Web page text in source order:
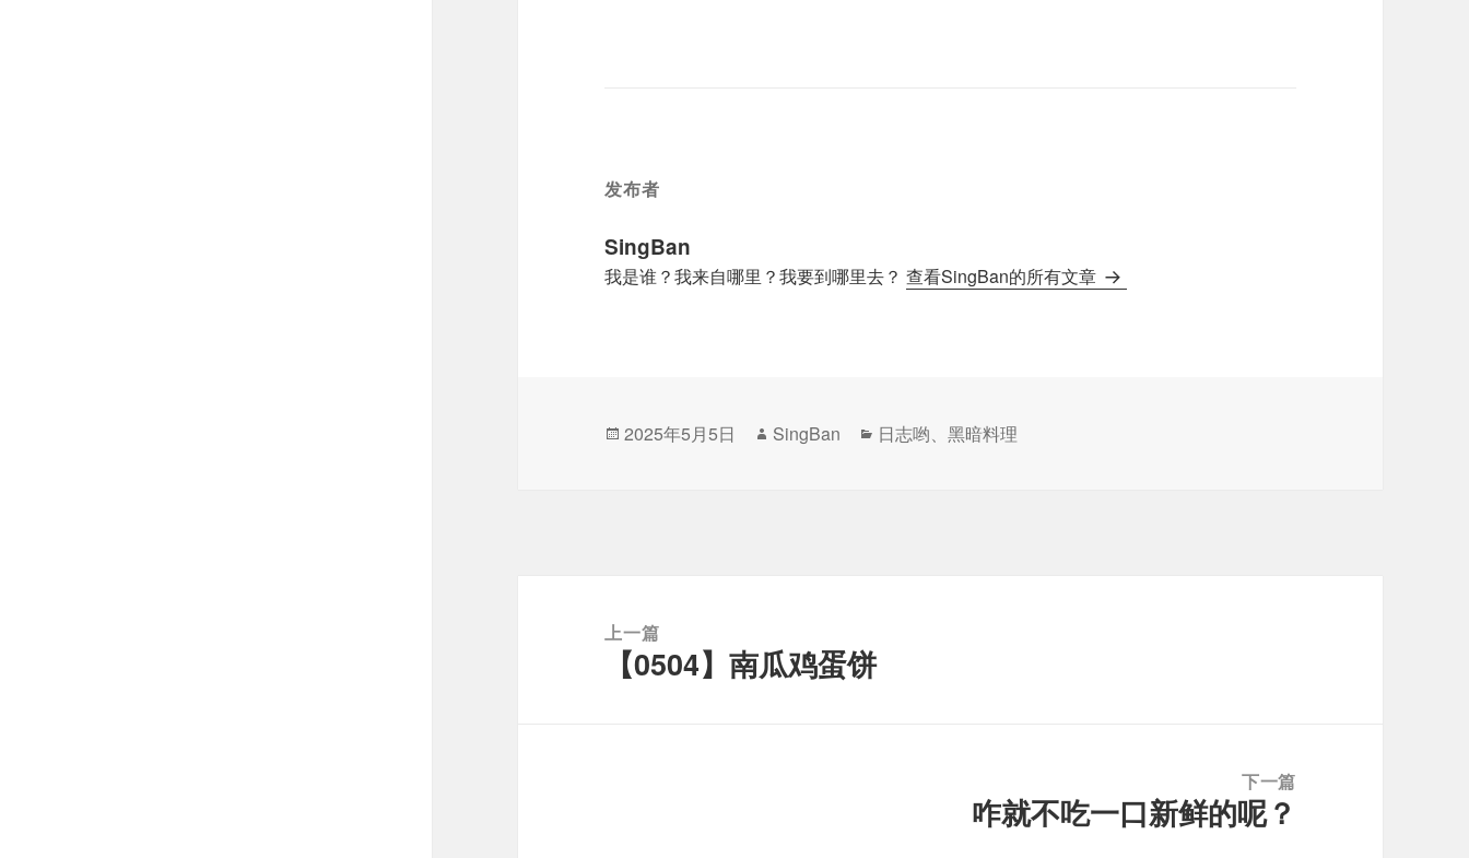
发布者
SingBan
我是谁？我来自哪里？我要到哪里去？查看SingBan的所有文章
发
2025年5月5日
作
SingBan
分
日志哟、黑暗料理
上一篇
【0504】南瓜鸡蛋饼
下一篇
咋就不吃一口新鲜的呢？